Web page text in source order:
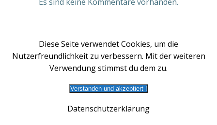
© 2026 DSAV | Deutscher Süßwasseranglerverband
e.V.. Created for free using WordPress and
Diese Seite verwendet Cookies, um die
Nutzerfreundlichkeit zu verbessern. Mit der weiteren
Verwendung stimmst du dem zu.
Verstanden und akzeptiert !
Datenschutzerklärung